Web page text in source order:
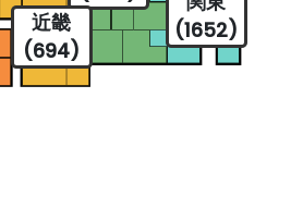
(1652)
近畿
(694)